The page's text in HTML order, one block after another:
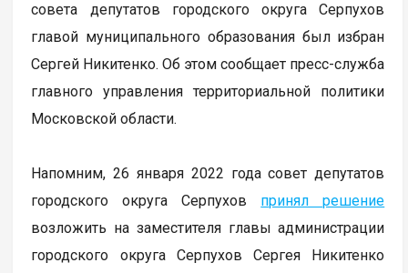
совета депутатов городского округа Серпухов
главой муниципального образования был избран
Сергей Никитенко. Об этом сообщает пресс-служба
главного управления территориальной политики
Московской области.
Напомним, 26 января 2022 года совет депутатов
городского округа Серпухов принял решение
возложить на заместителя главы администрации
городского округа Серпухов Сергея Никитенко